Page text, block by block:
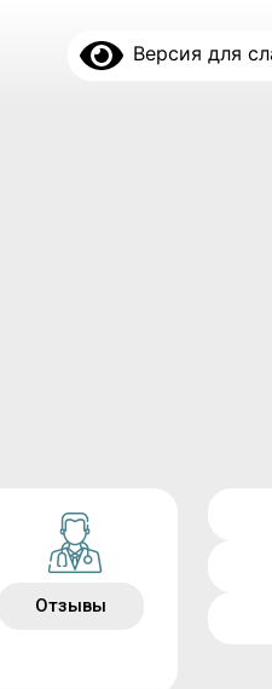
Версия для
Отзывы